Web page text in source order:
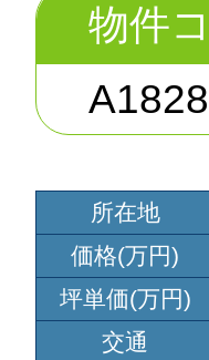
物件
所在地
価格(万円)
坪単価(万円)
交通